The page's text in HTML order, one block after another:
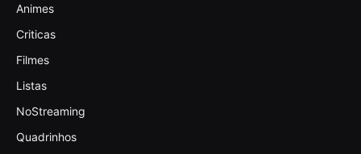
Animes
Criticas
Filmes
Listas
NoStreaming
Quadrinhos